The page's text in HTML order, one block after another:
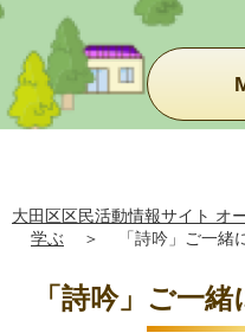
大田区区民活動情報サイト オ
学ぶ
＞ 「詩吟」ご一緒
「詩吟」ご一